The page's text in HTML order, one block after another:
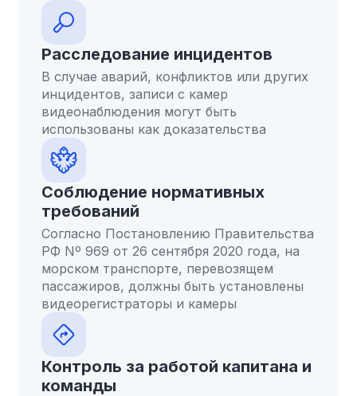
Расследование инцидентов
В случае аварий, конфликтов или других
инцидентов, записи с камер
видеонаблюдения могут быть
использованы как доказательства
Соблюдение нормативных
требований
Согласно Постановлению Правительства
РФ Nº 969 от 26 сентября 2020 года, на
морском транспорте, перевозящем
пассажиров, должны быть установлены
видеорегистраторы и камеры
Контроль за работой капитана и
команды